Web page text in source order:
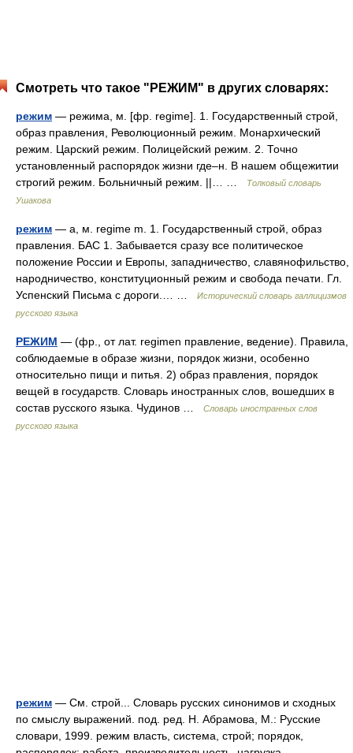
Смотреть что такое "РЕЖИМ" в других словарях:
режим — режима, м. [фр. regime]. 1. Государственный строй,
образ правления, Революционный режим. Монархический
режим. Царский режим. Полицейский режим. 2. Точно
установленный распорядок жизни где–н. В нашем общежитии
строгий режим. Больничный режим. ||… …
Толковый словарь
Ушакова
режим — а, м. regime m. 1. Государственный строй, образ
правления. БАС 1. Забывается сразу все политическое
положение России и Европы, западничество, славянофильство,
народничество, конституционный режим и свобода печати. Гл.
Успенский Письма с дороги.… …
Исторический словарь галлицизмов
русского языка
РЕЖИМ — (фр., от лат. regimen правление, ведение). Правила,
соблюдаемые в образе жизни, порядок жизни, особенно
относительно пищи и питья. 2) образ правления, порядок
вещей в государств. Словарь иностранных слов, вошедших в
состав русского языка. Чудинов …
Словарь иностранных слов
русского языка
режим — См. строй... Словарь русских синонимов и сходных
по смыслу выражений. под. ред. Н. Абрамова, М.: Русские
словари, 1999. режим власть, система, строй; порядок,